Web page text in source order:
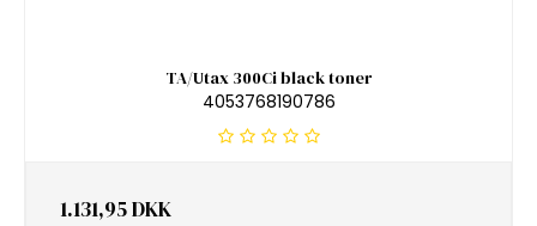
TA/Utax 300Ci black toner
4053768190786
1.131,95 DKK